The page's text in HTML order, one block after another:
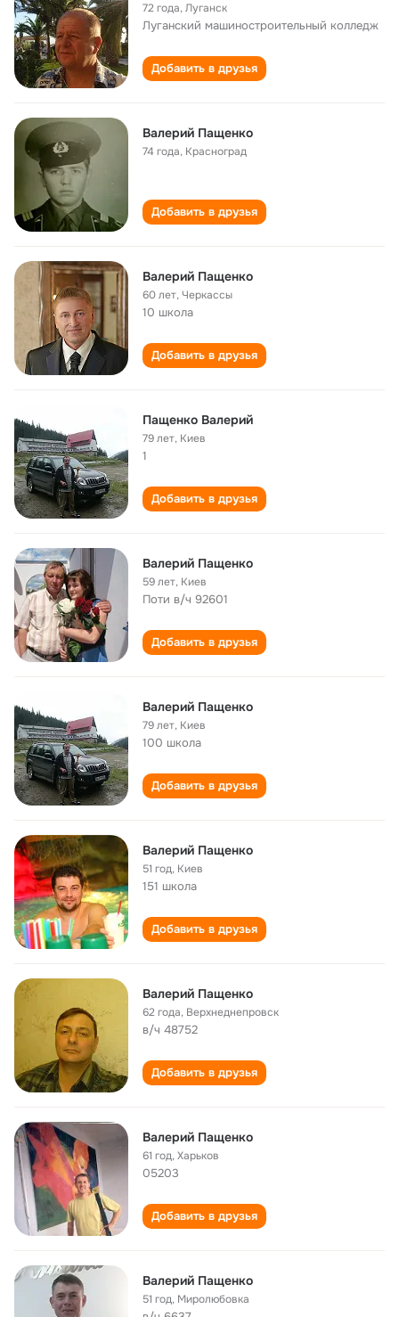
72 года,Луганск
Луганский машиностроительный колледж
Добавить в друзья
Валерий Пащенко
74 года, Красноград
Добавить в друзья
Валерий Пащенко
60 лет,Черкассы
10 школа
Добавить в друзья
Пащенко Валерий
79 лет, Киев
1
Добавить в друзья
Валерий Пащенко
59 лет, Киев
Поти в/ч 92601
Добавить в друзья
Валерий Пащенко
79 лет, Киев
100 школа
Добавить в друзья
Валерий Пащенко
51 год, Киев
151 школа
Добавить в друзья
Валерий Пащенко
62 года, Верхнеднепровск
в/ч 48752
Добавить в друзья
Валерий Пащенко
61 год,Харьков
05203
Добавить в друзья
Валерий Пащенко
51 год, Миролюбовка